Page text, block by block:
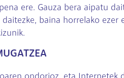
ere. Gauza bera aipatu
baina horrelako ezer